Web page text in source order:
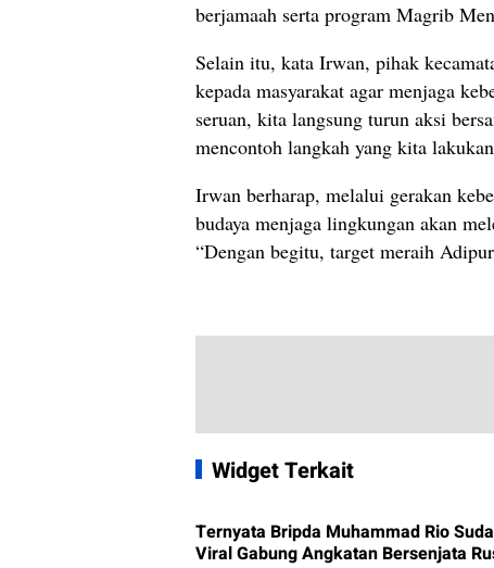
berjamaah serta program Magrib
Selain itu, kata Irwan, pihak
kepada masyarakat agar menjaga
seruan, kita langsung turun aksi
mencontoh langkah yang kita
Irwan berharap, melalui gerakan
budaya menjaga lingkungan akan
“Dengan begitu, target meraih
Widget Terkait
Ternyata Bripda Muhammad Rio
Viral Gabung Angkatan Bersenjata